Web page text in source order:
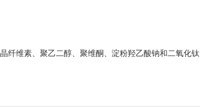
纤维素、聚乙二醇、聚维酮、淀粉羟乙酸钠和二氧化钛